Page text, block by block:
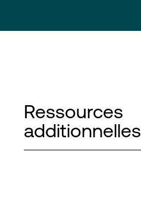
Ressources
additionnelles